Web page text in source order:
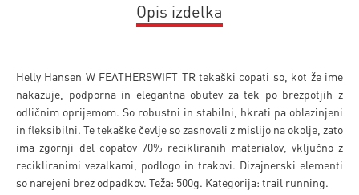
Opis izdelka
Helly Hansen W FEATHERSWIFT TR tekaški copati so, kot že ime
nakazuje, podporna in elegantna obutev za tek po brezpotjih z
odličnim oprijemom. So robustni in stabilni, hkrati pa oblazinjeni
in fleksibilni. Te tekaške čevlje so zasnovali z mislijo na okolje, zato
ima zgornji del copatov 70% recikliranih materialov, vključno z
recikliranimi vezalkami, podlogo in trakovi. Dizajnerski elementi
so narejeni brez odpadkov. Teža: 500g. Kategorija: trail running.